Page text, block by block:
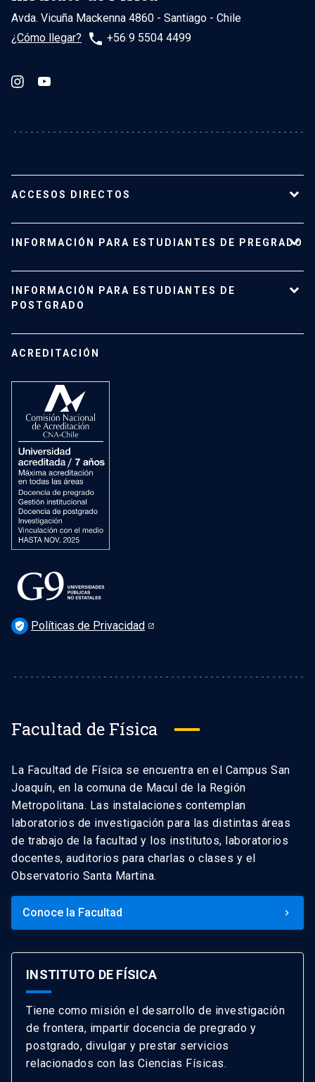
Avda. Vicuña Mackenna 4860 - Santiago - Chile
¿Cómo llegar?
phone +56 9 5504 4499
ACCESOS DIRECTOS
Carreras y programas
Investigación
Vinculación con el medio
Contacto
INFORMACIÓN PARA ESTUDIANTES DE PREGRADO
Mujeres en el Instituto
Laboratorios docentes
INFORMACIÓN PARA ESTUDIANTES DE
POSTGRADO
Cursos
Recursos
Vida Universitaria
Preguntas Frecuentes
ACREDITACIÓN
verified_user Políticas de Privacidad
Facultad de Física
La Facultad de Física se encuentra en el Campus San
Joaquín, en la comuna de Macul de la Región
Metropolitana. Las instalaciones contemplan
laboratorios de investigación para las distintas áreas
de trabajo de la facultad y los institutos, laboratorios
docentes, auditorios para charlas o clases y el
Observatorio Santa Martina.
Conoce la Facultad keyboard_arrow_right
INSTITUTO DE FÍSICA
Tiene como misión el desarrollo de investigación
de frontera, impartir docencia de pregrado y
postgrado, divulgar y prestar servicios
relacionados con las Ciencias Físicas.